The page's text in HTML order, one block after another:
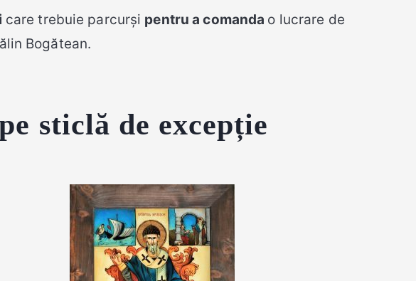
care trebuie parcurși pentru a comanda o lucrare de
Bogătean.
sticlă de excepție